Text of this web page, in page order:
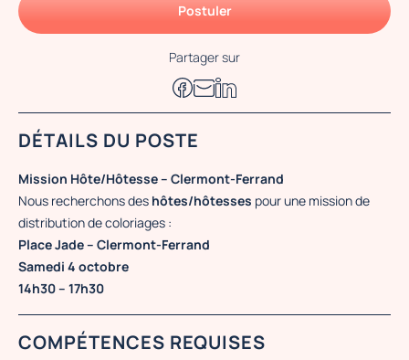
Postuler
Partager sur
DÉTAILS DU POSTE
Mission Hôte/Hôtesse – Clermont-Ferrand
Nous recherchons des hôtes/hôtesses pour une mission de
distribution de coloriages :
Place Jade – Clermont-Ferrand
Samedi 4 octobre
14h30 – 17h30
COMPÉTENCES REQUISES